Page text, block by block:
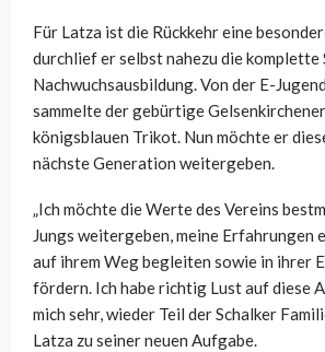
Für Latza ist die Rückkehr eine
durchlief er selbst nahezu die komplette
Nachwuchsausbildung. Von der E-
sammelte der gebürtige
königsblauen Trikot. Nun möchte er
nächste Generation weitergeben.
„Ich möchte die Werte des Vereins
Jungs weitergeben, meine Erfahrungen
auf ihrem Weg begleiten sowie in ihrer
fördern. Ich habe richtig Lust auf diese
mich sehr, wieder Teil der Schalker
Latza zu seiner neuen Aufgabe.